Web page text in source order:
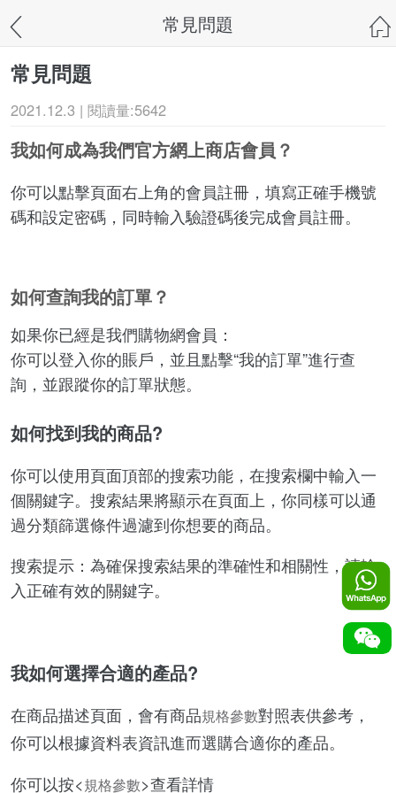
常見問題
常見問題
2021.12.3 | 閱讀量:5642
我如何成為我們官方網上商店會員？
你可以點擊頁面右上角的會員註冊，填寫正確手機號
碼和設定密碼，同時輸入驗證碼後完成會員註冊。
如何查詢我的訂單？
如果你已經是我們購物網會員：
你可以登入你的賬戶，並且點擊“我的訂單”進行查
詢，並跟蹤你的訂單狀態。
如何找到我的商品?
你可以使用頁面頂部的搜索功能，在搜索欄中輸入一
個關鍵字。搜索結果將顯示在頁面上，你同樣可以通
過分類篩選條件過濾到你想要的商品。
搜索提示：為確保搜索結果的準確性和相關性，請輸
入正確有效的關鍵字。
我如何選擇合適的產品?
在商品描述頁面，會有商品規格參數對照表供參考，
你可以根據資料表資訊進而選購合適你的產品。
你可以按<規格參數>查看詳情